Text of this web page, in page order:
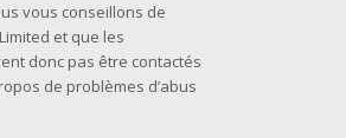
vous conseillons de
et que les
donc pas être contactés
de problèmes d’abus